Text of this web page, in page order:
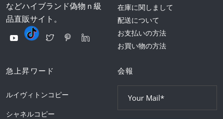
などハイブランド偽物ｎ級
品直販サイト。
在庫に関しまして
配送について
お支払いの方法
お買い物の方法
急上昇ワード
ルイヴィトンコピー
シャネルコピー
会報